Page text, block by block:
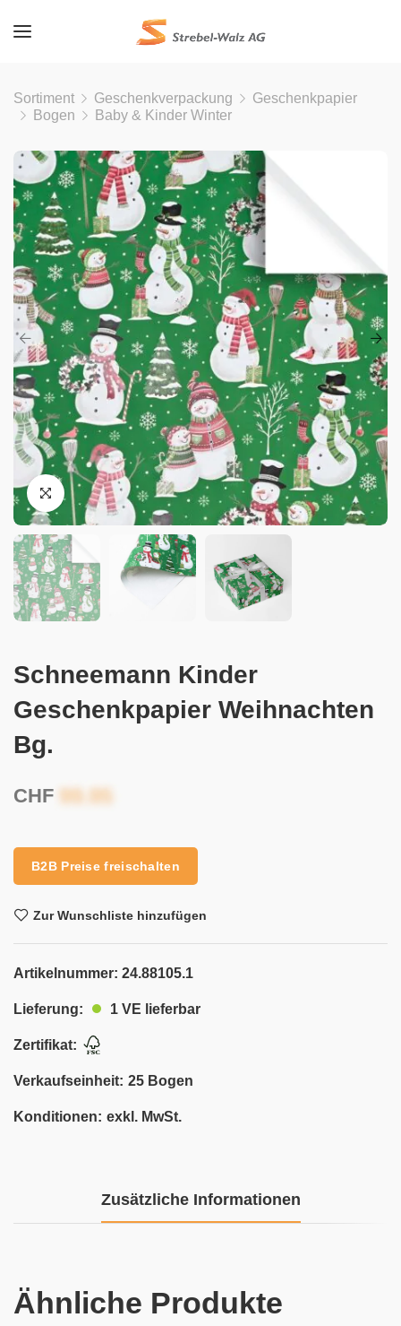
Sortiment Geschenkverpackung
Geschenkpapier
Bogen
Baby & Kinder Winter
Schneemann Kinder
Geschenkpapier Weihnachten
Bg.
CHF
B2B Preise freischalten
Zur Wunschliste hinzufügen
Artikelnummer: 24.88105.1
Lieferung: 1 VE lieferbar
Zertifikat:
Verkaufseinheit: 25 Bogen
Konditionen: exkl. MwSt.
Zusätzliche Informationen
Ähnliche Produkte